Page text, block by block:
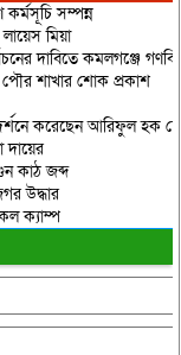
কর্মসূচি সম্পন্ন
মিয়া
দাবিতে কমলগঞ্জে
শাখার শোক প্রকাশ
করেছেন আরিফুল হক
দায়ের
কাঠ জব্দ
উদ্ধার
ক্যাম্প